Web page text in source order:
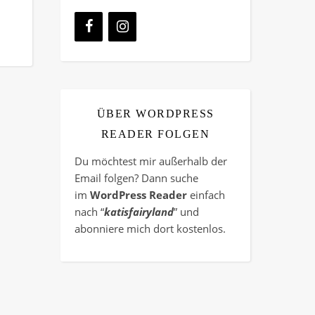
ÜBER WORDPRESS
READER FOLGEN
Du möchtest mir außerhalb der
Email folgen? Dann suche
im WordPress Reader einfach
nach “katisfairyland” und
abonniere mich dort kostenlos.